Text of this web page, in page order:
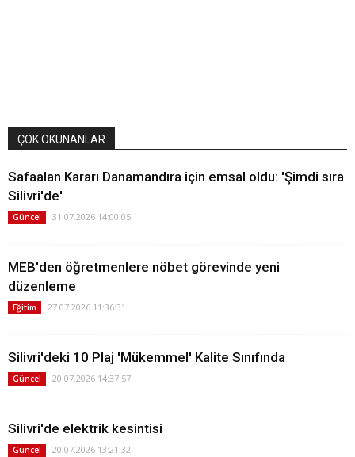
ÇOK OKUNANLAR
Safaalan Kararı Danamandıra için emsal oldu: 'Şimdi sıra
Silivri'de'
Güncel 31.07.2026 14:00:05
MEB'den öğretmenlere nöbet görevinde yeni
düzenleme
Eğitim 27.07.2026 11:36:31
Silivri'deki 10 Plaj 'Mükemmel' Kalite Sınıfında
Güncel 20.07.2026 14:37:57
Silivri'de elektrik kesintisi
Güncel 20.07.2026 13:21:32